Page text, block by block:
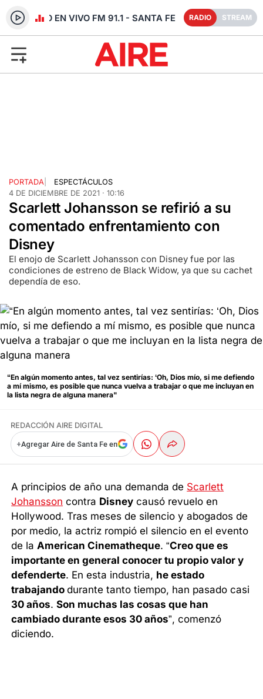
RADIO EN VIVO FM 91.1 - SANTA FE RADIO STREAM
PORTADA
ESPECTÁCULOS
4 DE DICIEMBRE DE 2021 · 10:16
Scarlett Johansson se refirió a su
comentado enfrentamiento con
Disney
El enojo de Scarlett Johansson con Disney fue por las
condiciones de estreno de Black Widow, ya que su cachet
dependía de eso.
“En algún momento antes, tal vez sentirías: ‘Oh, Dios mío, si me defiendo
a mí mismo, es posible que nunca vuelva a trabajar o que me incluyan en
la lista negra de alguna manera"
REDACCIÓN AIRE DIGITAL
+Agregar Aire de Santa Fe en
A principios de año una demanda de Scarlett
Johansson contra Disney causó revuelo en
Hollywood. Tras meses de silencio y abogados de
por medio, la actriz rompió el silencio en el evento
de la American Cinematheque. “Creo que es
importante en general conocer tu propio valor y
defenderte. En esta industria, he estado
trabajandodurante tanto tiempo, han pasado casi
30 años.Son muchas las cosas que han
cambiado durante esos 30 años”, comenzó
diciendo.